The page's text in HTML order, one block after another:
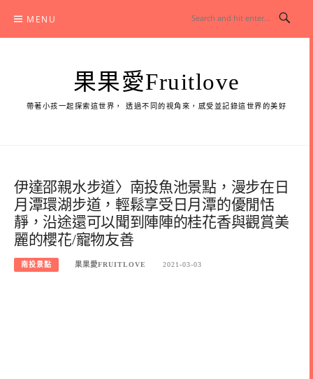
content
MENU
果果愛Fruitlove
帶著小孩一起探索這世界， 透過不同的視角來，感受並記錄這世界的美好
伊達邵親水步道〉南投魚池景點，漫步在日
月潭環湖步道，輕鬆享受日月潭的優閒恬
靜，沿途還可以聞到陣陣的桂花香與觀賞美
麗的櫻花/寵物友善
南投景點 果果愛FRUITLOVE 2021-03-03